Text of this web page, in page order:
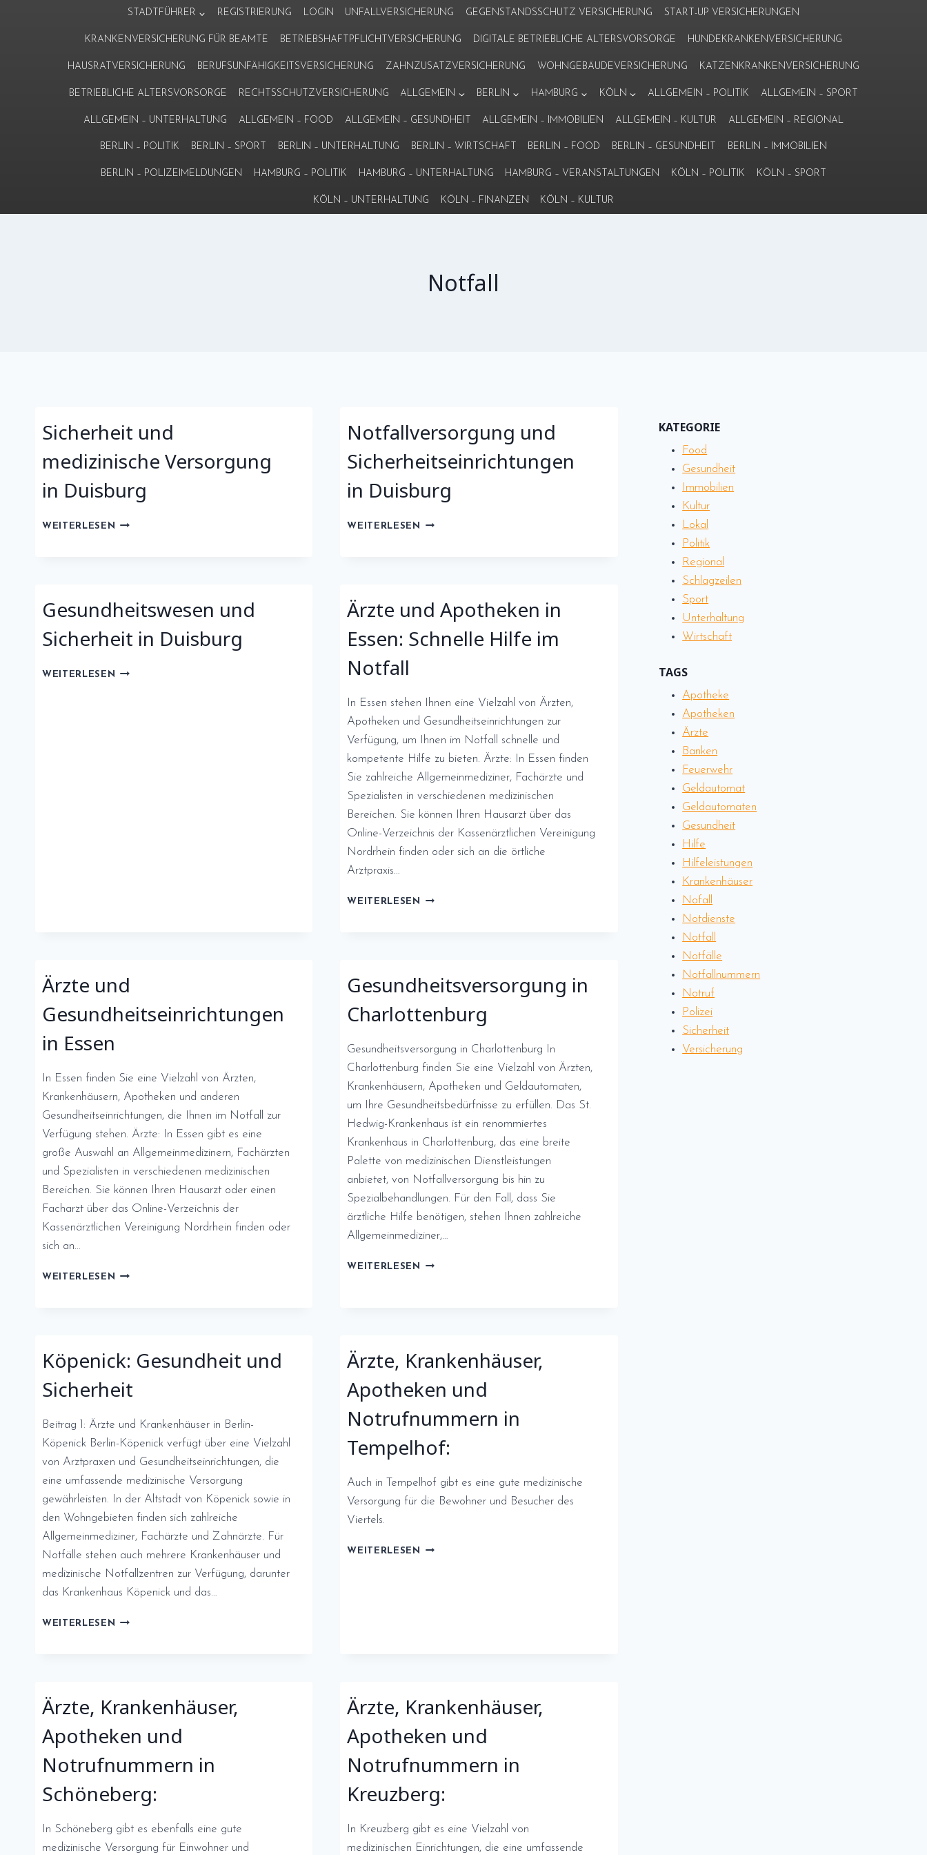
STADTFÜHRER REGISTRIERUNG LOGIN UNFALLVERSICHERUNG GEGENSTANDSSCHUTZ VERSICHERUNG START-UP VERSICHERUNGEN
KRANKENVERSICHERUNG FÜR BEAMTE BETRIEBSHAFTPFLICHTVERSICHERUNG DIGITALE BETRIEBLICHE ALTERSVORSORGE HUNDEKRANKENVERSICHERUNG
HAUSRATVERSICHERUNG BERUFSUNFÄHIGKEITSVERSICHERUNG ZAHNZUSATZVERSICHERUNG WOHNGEBÄUDEVERSICHERUNG KATZENKRANKENVERSICHERUNG
BETRIEBLICHE ALTERSVORSORGE RECHTSSCHUTZVERSICHERUNG ALLGEMEIN BERLIN HAMBURG KÖLN ALLGEMEIN – POLITIK ALLGEMEIN – SPORT
ALLGEMEIN – UNTERHALTUNG ALLGEMEIN – FOOD ALLGEMEIN – GESUNDHEIT ALLGEMEIN – IMMOBILIEN ALLGEMEIN – KULTUR ALLGEMEIN – REGIONAL
BERLIN – POLITIK BERLIN – SPORT BERLIN – UNTERHALTUNG BERLIN – WIRTSCHAFT BERLIN – FOOD BERLIN – GESUNDHEIT BERLIN – IMMOBILIEN
BERLIN – POLIZEIMELDUNGEN HAMBURG – POLITIK HAMBURG – UNTERHALTUNG HAMBURG – VERANSTALTUNGEN KÖLN – POLITIK KÖLN – SPORT
KÖLN – UNTERHALTUNG KÖLN – FINANZEN KÖLN – KULTUR
Notfall
Sicherheit und
medizinische Versorgung
in Duisburg
WEITERLESEN SICHERHEIT
Notfallversorgung und
Sicherheitseinrichtungen
in Duisburg
WEITERLESEN NOTFALLVERSORGUNG
Gesundheitswesen und
Sicherheit in Duisburg
WEITERLESEN GESUNDHEITSWESEN
Ärzte und Apotheken in
Essen: Schnelle Hilfe im
Notfall
In Essen stehen Ihnen eine Vielzahl von Ärzten,
Apotheken und Gesundheitseinrichtungen zur
Verfügung, um Ihnen im Notfall schnelle und
kompetente Hilfe zu bieten. Ärzte: In Essen finden
Sie zahlreiche Allgemeinmediziner, Fachärzte und
Spezialisten in verschiedenen medizinischen
Bereichen. Sie können Ihren Hausarzt über das
Online-Verzeichnis der Kassenärztlichen Vereinigung
Nordrhein finden oder sich an die örtliche
Arztpraxis…
WEITERLESEN ÄRZTE
HILFE
NOTFALL
Ärzte und
Gesundheitseinrichtungen
in Essen
In Essen finden Sie eine Vielzahl von Ärzten,
Krankenhäusern, Apotheken und anderen
Gesundheitseinrichtungen, die Ihnen im Notfall zur
Verfügung stehen. Ärzte: In Essen gibt es eine
große Auswahl an Allgemeinmedizinern, Fachärzten
und Spezialisten in verschiedenen medizinischen
Bereichen. Sie können Ihren Hausarzt oder einen
Facharzt über das Online-Verzeichnis der
Kassenärztlichen Vereinigung Nordrhein finden oder
sich an…
WEITERLESEN ÄRZTE
Gesundheitsversorgung in
Charlottenburg
Gesundheitsversorgung in Charlottenburg In
Charlottenburg finden Sie eine Vielzahl von Ärzten,
Krankenhäusern, Apotheken und Geldautomaten,
um Ihre Gesundheitsbedürfnisse zu erfüllen. Das St.
Hedwig-Krankenhaus ist ein renommiertes
Krankenhaus in Charlottenburg, das eine breite
Palette von medizinischen Dienstleistungen
anbietet, von Notfallversorgung bis hin zu
Spezialbehandlungen. Für den Fall, dass Sie
ärztliche Hilfe benötigen, stehen Ihnen zahlreiche
Allgemeinmediziner,…
WEITERLESEN GESUNDHEITSVERSORGUNG
Köpenick: Gesundheit und
Sicherheit
Beitrag 1: Ärzte und Krankenhäuser in Berlin-
Köpenick Berlin-Köpenick verfügt über eine Vielzahl
von Arztpraxen und Gesundheitseinrichtungen, die
eine umfassende medizinische Versorgung
gewährleisten. In der Altstadt von Köpenick sowie in
den Wohngebieten finden sich zahlreiche
Allgemeinmediziner, Fachärzte und Zahnärzte. Für
Notfälle stehen auch mehrere Krankenhäuser und
medizinische Notfallzentren zur Verfügung, darunter
das Krankenhaus Köpenick und das…
WEITERLESEN KÖPENICK:
Ärzte, Krankenhäuser,
Apotheken und
Notrufnummern in
Tempelhof:
Auch in Tempelhof gibt es eine gute medizinische
Versorgung für die Bewohner und Besucher des
Viertels.
WEITERLESEN ÄRZTE,
Ärzte, Krankenhäuser,
Apotheken und
Notrufnummern in
Schöneberg:
In Schöneberg gibt es ebenfalls eine gute
medizinische Versorgung für Einwohner und
Ärzte, Krankenhäuser,
Apotheken und
Notrufnummern in
Kreuzberg:
In Kreuzberg gibt es eine Vielzahl von
medizinischen Einrichtungen, die eine umfassende
KATEGORIE
Food
Gesundheit
Immobilien
Kultur
Lokal
Politik
Regional
Schlagzeilen
Sport
Unterhaltung
Wirtschaft
TAGS
Apotheke
Apotheken
Ärzte
Banken
Feuerwehr
Geldautomat
Geldautomaten
Gesundheit
Hilfe
Hilfeleistungen
Krankenhäuser
Nofall
Notdienste
Notfall
Notfälle
Notfallnummern
Notruf
Polizei
Sicherheit
Versicherung